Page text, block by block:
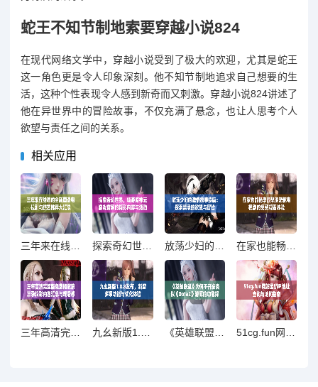
蛇王不知节制地索要穿越小说824
在现代网络文学中，穿越小说受到了极大的欢迎，尤其是蛇王
这一角色更是令人印象深刻。他不知节制地追求自己想要的生
活，这种个性表现令人感到新奇而又刺激。穿越小说824讲述了
他在异世界中的冒险故事，不仅充满了悬念，也让人思考个人
欲望与责任之间的关系。
相关应用
三年高清完整版免费播放第三季精彩内容汇总与观后感 九幺新版1.0.8发布，新增多项功能与优化体验 《英雄联盟》为何不开发类似《Dota2》游廊的功能探讨 51cg.fun网站最新IP地址查询与访问指南